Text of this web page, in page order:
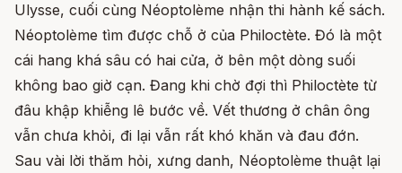
Ulysse, cuối cùng Néoptolème nhận thi hành kế sách.
Néoptolème tìm được chỗ ở của Philoctète. Đó là một
cái hang khá sâu có hai cửa, ở bên một dòng suối
không bao giờ cạn. Đang khi chờ đợi thì Philoctète từ
đâu khập khiễng lê bước về. Vết thương ở chân ông
vẫn chưa khỏi, đi lại vẫn rất khó khăn và đau đớn.
Sau vài lời thăm hỏi, xưng danh, Néoptolème thuật lại